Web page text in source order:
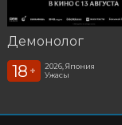
Демонолог
18 +
2026, Япония
Ужасы